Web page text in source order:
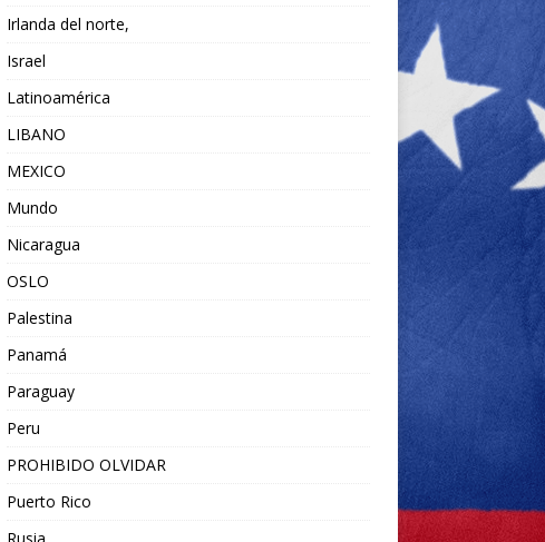
Irlanda del norte,
Israel
Latinoamérica
LIBANO
MEXICO
Mundo
Nicaragua
OSLO
Palestina
Panamá
Paraguay
Peru
PROHIBIDO OLVIDAR
Puerto Rico